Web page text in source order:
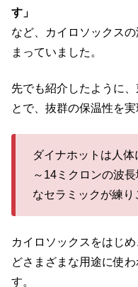
す」
など、カイロソックス
まっていました。
先でも紹介したように
とで、抜群の保温性を
ダイナホットは人
～14ミクロンの波
なセラミックが練り
カイロソックスをはじ
どさまざまな用途に使
す。